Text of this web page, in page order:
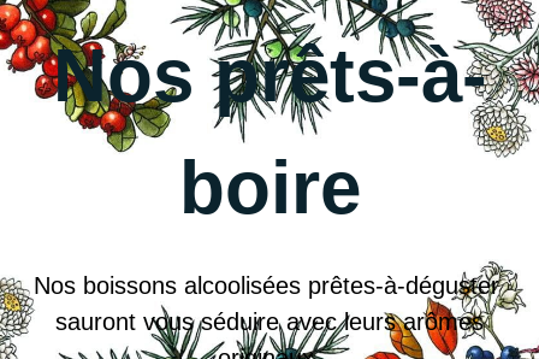
Nos prêts-à-
boire
Nos boissons alcoolisées prêtes-à-déguster
sauront vous séduire avec leurs arômes